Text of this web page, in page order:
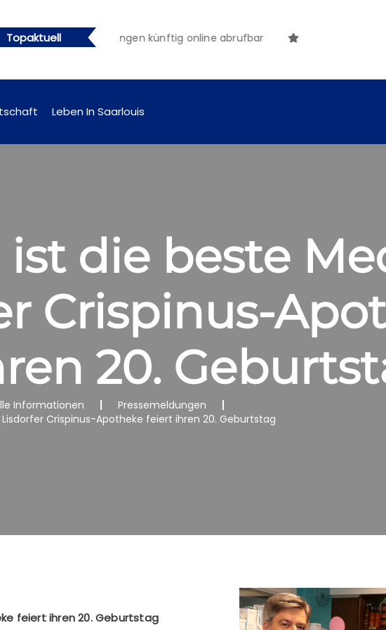
Topaktuell
Bekanntmachungen künftig online abrufbar
Leben In Saarlouis
ist die beste
Crispinus-
20.
Informationen
Pressemeldungen
Crispinus-Apotheke feiert ihren 20. Geburtstag
feiert ihren 20. Geburtstag